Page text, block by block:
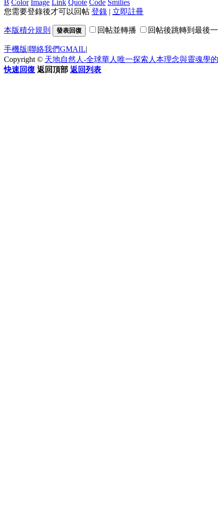
B Color Image Link Quote Code Smilies
您需要登錄後才可以回帖 登錄 | 立即註冊
本版積分規則 發表回復 回帖並轉播 回帖後跳轉到最後
手機版|聯絡我們GMAIL|
Copyright © 天地自然人-全球華人唯一探索人本理念與靈魂學
快速回復 返回頂部 返回列表